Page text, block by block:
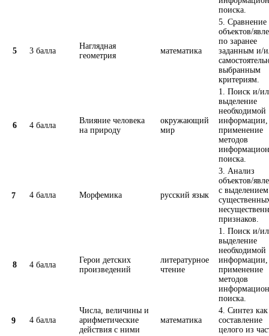
поиска.
5 3 балла
Наглядная
геометрия
математика
5. Сравнение
объектов/
по заранее
заданным и/
выбранным
критериям.
6 4 балла
Влияние человека
на природу
окружающий
мир
1. Поиск и/
выделение
необходимой
информации,
применение
методов
поиска.
7 4 балла Морфемика русский язык
3. Анализ
объектов/
с выделением
признаков.
8 4 балла
Герои детских
произведений
литературное
чтение
1. Поиск и/
выделение
необходимой
информации,
применение
методов
поиска.
9 4 балла
Числа, величины и
арифметические
действия с ними
математика
4. Синтез как
составление
целого из